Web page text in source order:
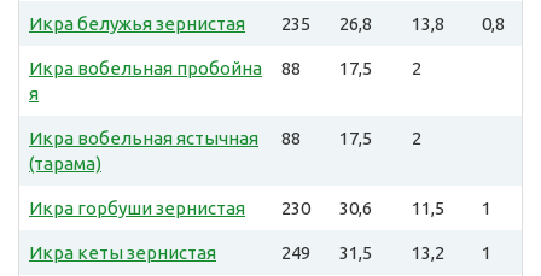
Икра белужья зернистая 235 26,8 13,8 0,8
Икра вобельная пробойна
я
88 17,5 2
Икра вобельная ястычная
(тарама)
88 17,5 2
Икра горбуши зернистая 230 30,6 11,5 1
Икра кеты зернистая 249 31,5 13,2 1